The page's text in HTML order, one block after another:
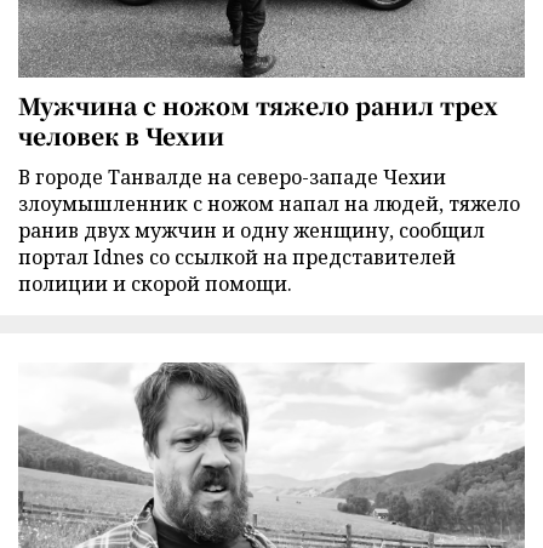
Мужчина с ножом тяжело ранил трех
человек в Чехии
В городе Танвалде на северо-западе Чехии
злоумышленник с ножом напал на людей, тяжело
ранив двух мужчин и одну женщину, сообщил
портал Idnes со ссылкой на представителей
полиции и скорой помощи.